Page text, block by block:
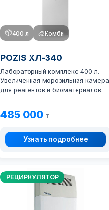
📦400 л 🧊Комби
POZIS ХЛ-340
Лабораторный комплекс 400 л.
Увеличенная морозильная камера
для реагентов и биоматериалов.
485 000₸
Узнать подробнее
РЕЦИРКУЛЯТОР